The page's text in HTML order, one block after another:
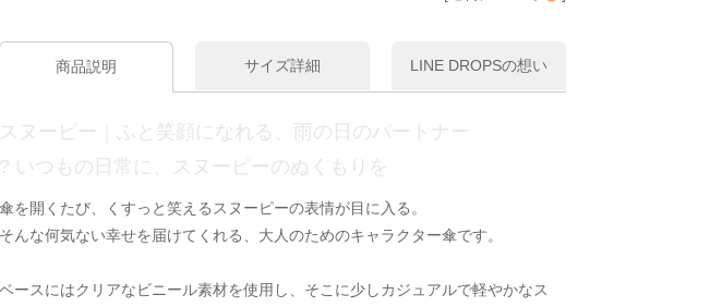
商品説明 サイズ詳細 LINE DROPSの想い
スヌーピー｜ふと笑顔になれる、雨の日のパートナー
? いつもの日常に、スヌーピーのぬくもりを
傘を開くたび、くすっと笑えるスヌーピーの表情が目に入る。
そんな何気ない幸せを届けてくれる、大人のためのキャラクター傘です。
ベースにはクリアなビニール素材を使用し、そこに少しカジュアルで軽やかなス